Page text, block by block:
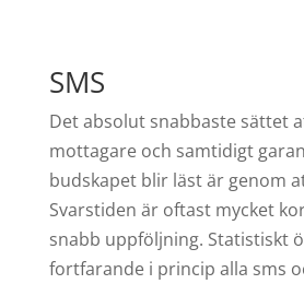
SMS
Det absolut snabbaste sättet
mottagare och samtidigt
budskapet blir läst är genom
Svarstiden är oftast mycket
snabb uppföljning. Statistiskt
fortfarande i princip alla sms